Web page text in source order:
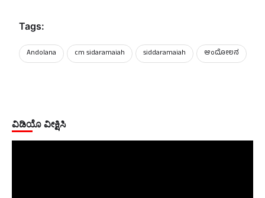
Tags:
Andolana cm sidaramaiah siddaramaiah ಆಂದೋಲನ
ವಿಡಿಯೊ ವೀಕ್ಷಿಸಿ